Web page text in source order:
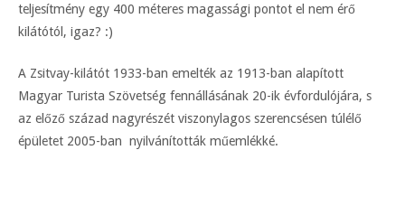
teljesítmény egy 400 méteres magassági pontot el nem érő
kilátótól, igaz? :)
A Zsitvay-kilátót 1933-ban emelték az 1913-ban alapított
Magyar Turista Szövetség fennállásának 20-ik évfordulójára, s
az előző század nagyrészét viszonylagos szerencsésen túlélő
épületet 2005-ban nyilvánították műemlékké.